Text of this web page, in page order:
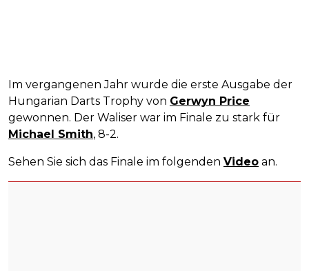
Im vergangenen Jahr wurde die erste Ausgabe der
Hungarian Darts Trophy von Gerwyn Price
gewonnen. Der Waliser war im Finale zu stark für
Michael Smith, 8-2.
Sehen Sie sich das Finale im folgenden Video an.